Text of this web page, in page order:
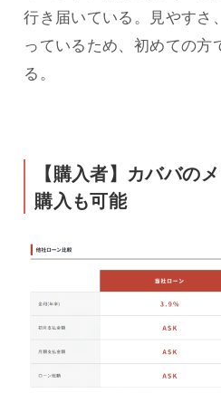
行き届いている。見やすさ
っているため、初めての方
る。
【購入者】カババの
購入も可能